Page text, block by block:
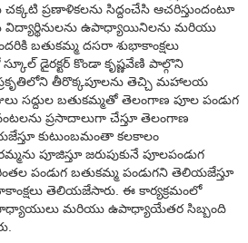
ప్రణాళికలను సిద్దంచేసి ఆచరిస్తుందంటూ
విద్యార్థినులను ఉపాధ్యాయినిలను మరియు
బతుకమ్మ దసరా శుభాకాంక్షలు
డైరక్టర్‌ కొండా కృష్ణవేణి పాల్గొని
తీరొక్కపూలను తెచ్చి మహాలయ
సద్దుల బతుకమ్మతో తెలంగాణ పూల పండుగ
ప్రసాదాలుగా చేస్తూ తెలంగాణ
కుటుంబమంతా కలకాలం
పూజిస్తూ జరుపుకునే పూలపండుగ
పండుగ బతుకమ్మ పండుగని తెలియజేస్తూ
తెలియజేసారు. ఈ కార్యక్రమంలో
మరియు ఉపాధ్యాయేతర సిబ్బంది